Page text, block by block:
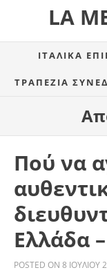
LA
ΙΤΑΛΙΚΆ
ΤΡΑΠΈΖΙΑ
Πού να
Ελλάδα
POSTED ON 8 ΙΟΥΛΊΟΥ